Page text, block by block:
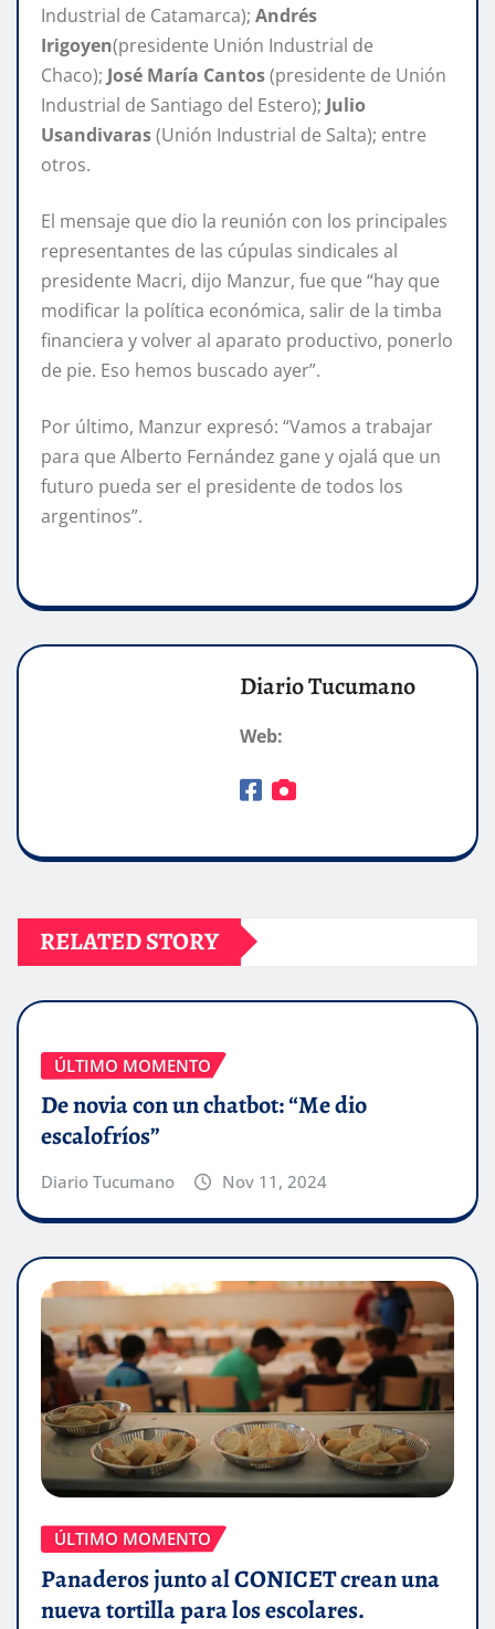
Industrial de Catamarca); Andrés
Irigoyen(presidente Unión Industrial de
Chaco); José María Cantos(presidente de Unión
Industrial de Santiago del Estero); Julio
Usandivaras(Unión Industrial de Salta); entre
otros.
El mensaje que dio la reunión con los principales
representantes de las cúpulas sindicales al
presidente Macri, dijo Manzur, fue que “hay que
modificar la política económica, salir de la timba
financiera y volver al aparato productivo, ponerlo
de pie. Eso hemos buscado ayer”.
Por último, Manzur expresó: “Vamos a trabajar
para que Alberto Fernández gane y ojalá que un
futuro pueda ser el presidente de todos los
argentinos”.
Diario Tucumano
Web:
RELATED STORY
ÚLTIMO MOMENTO
De novia con un chatbot: “Me dio
escalofríos”
Diario Tucumano Nov 11, 2024
ÚLTIMO MOMENTO
Panaderos junto al CONICET crean una
nueva tortilla para los escolares.